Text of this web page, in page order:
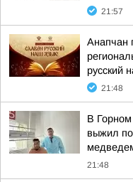
21:57
Анапчан
русский
21:48
В
выжил
21:48